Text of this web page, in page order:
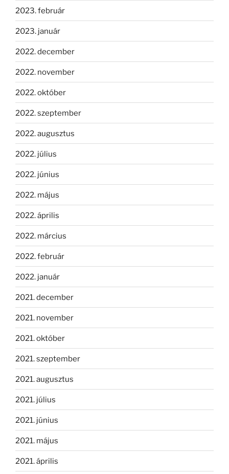
2023. február
2023. január
2022. december
2022. november
2022. október
2022. szeptember
2022. augusztus
2022. július
2022. június
2022. május
2022. április
2022. március
2022. február
2022. január
2021. december
2021. november
2021. október
2021. szeptember
2021. augusztus
2021. július
2021. június
2021. május
2021. április